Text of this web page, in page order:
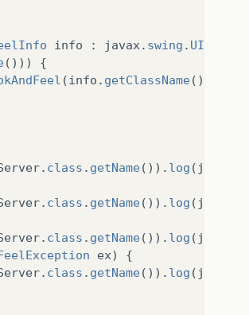
info : javax . swing . UIManager
()))
{
(info . getClassName());
. class . getName()). log ( java
. class . getName()). log ( java
. class . getName()). log ( java
ex)
{
. class . getName()). log ( java